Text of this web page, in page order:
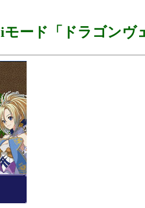
iモード「ドラゴンヴ